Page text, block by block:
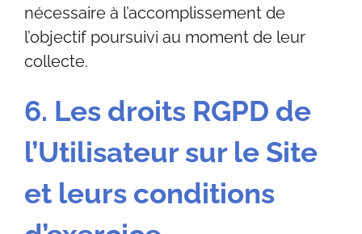
nécessaire à l’accomplissement de
l’objectif poursuivi au moment de leur
collecte.
6. Les droits RGPD de
l’Utilisateur sur le Site
et leurs conditions